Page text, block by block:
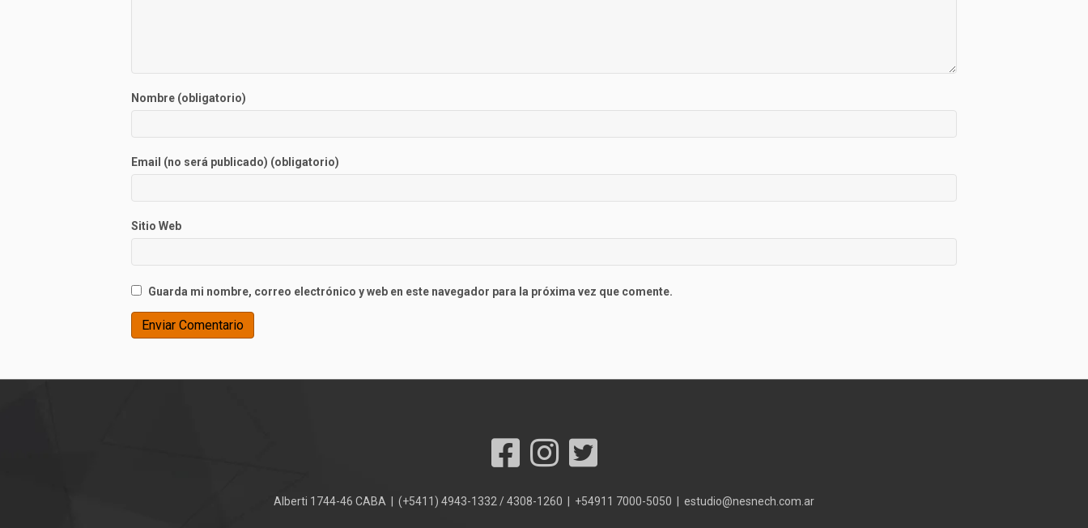
Nombre (obligatorio)
Email (no será publicado) (obligatorio)
Sitio Web
Guarda mi nombre, correo electrónico y web en este navegador para la próxima vez que comente.
Alberti 1744-46 CABA | (+5411) 4943-1332 / 4308-1260 | +54911 7000-5050 | estudio@nesnech.com.ar